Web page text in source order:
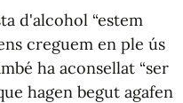
d'alcohol “estem
creguem en ple ús
ha aconsellat “ser
hagen begut agafen